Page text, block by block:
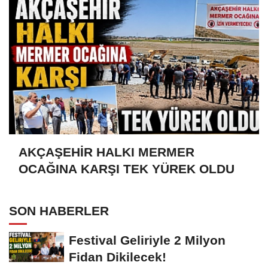
AKÇAŞEHİR HALKI MERMER
OCAĞINA KARŞI TEK YÜREK OLDU
SON HABERLER
Festival Geliriyle 2 Milyon
Fidan Dikilecek!